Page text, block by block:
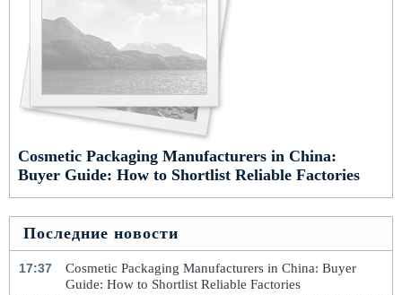
Cosmetic Packaging Manufacturers in China:
Buyer Guide: How to Shortlist Reliable Factories
Последние новости
17:37
Cosmetic Packaging Manufacturers in China: Buyer
Guide: How to Shortlist Reliable Factories